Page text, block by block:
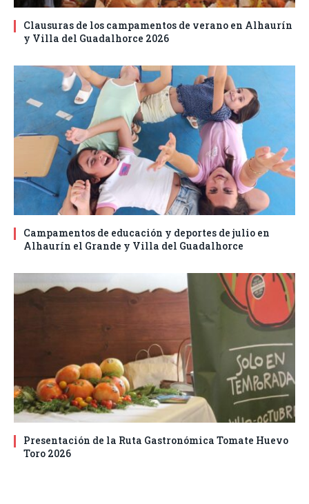
Clausuras de los campamentos de verano en Alhaurín
y Villa del Guadalhorce 2026
Campamentos de educación y deportes de julio en
Alhaurín el Grande y Villa del Guadalhorce
Presentación de la Ruta Gastronómica Tomate Huevo
Toro 2026